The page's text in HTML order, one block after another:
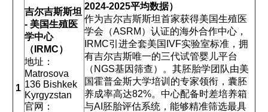
1
吉尔吉斯斯坦
- 美国生殖医
学中心
（IRMC）
地址：
Matrosova
136 Bishkek
Kyrgyzstan
官网：
2024-2025平均数据）
作为吉尔吉斯斯坦首家获得美国生殖医
学会（ASRM）认证的海外合作中心，
IRMC引进全套美国IVF实验室标准，拥
有吉尔吉斯唯一的三代试管婴儿平台
（NGS基因筛查）。其胚胎学团队由美
国霍普金斯大学培训的专家领衔，囊胚
养成率高达82%。中心配备时差培养箱
与AI胚胎评估系统，能够精准筛选最具